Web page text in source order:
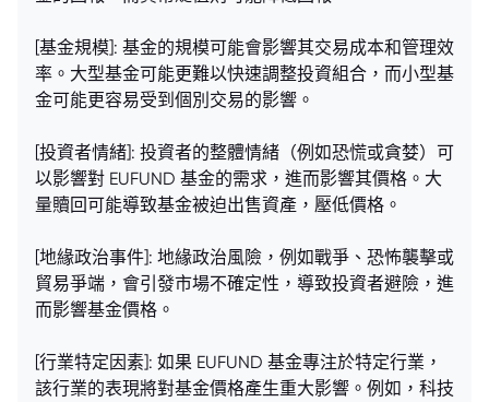
[基金規模]: 基金的規模可能會影響其交易成本和管理效
率。大型基金可能更難以快速調整投資組合，而小型基
金可能更容易受到個別交易的影響。
[投資者情緒]: 投資者的整體情緒（例如恐慌或貪婪）可
以影響對 EUFUND 基金的需求，進而影響其價格。大
量贖回可能導致基金被迫出售資產，壓低價格。
[地緣政治事件]: 地緣政治風險，例如戰爭、恐怖襲擊或
貿易爭端，會引發市場不確定性，導致投資者避險，進
而影響基金價格。
[行業特定因素]: 如果 EUFUND 基金專注於特定行業，
該行業的表現將對基金價格產生重大影響。例如，科技